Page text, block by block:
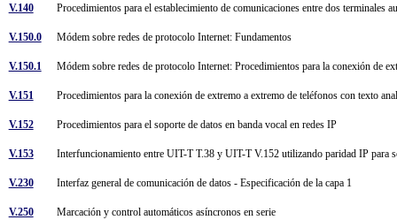
V.140 Procedimientos para el establecimiento de comunicaciones entre dos
V.150.0 Módem sobre redes de protocolo Internet: Fundamentos
V.150.1 Módem sobre redes de protocolo Internet: Procedimientos para la conexión de
V.151 Procedimientos para la conexión de extremo a extremo de teléfonos con texto
V.152 Procedimientos para el soporte de datos en banda vocal en redes IP
V.153 Interfuncionamiento entre UIT-T T.38 y UIT-T V.152 utilizando paridad IP para
V.230 Interfaz general de comunicación de datos - Especificación de la capa 1
V.250 Marcación y control automáticos asíncronos en serie